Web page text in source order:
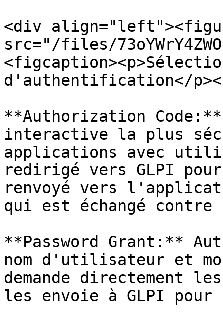
<div
src="/files/
d'authentification</
**Authorization
interactive la plus
applications avec
redirigé vers GLPI
renvoyé vers
qui est échangé contre
**Password Grant:**
nom d'utilisateur et
demande directement
les envoie à GLPI